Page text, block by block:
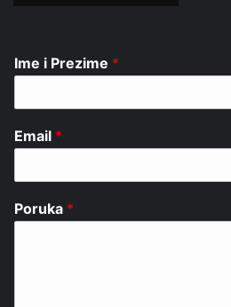
Ime i Prezime *
Email *
Poruka *